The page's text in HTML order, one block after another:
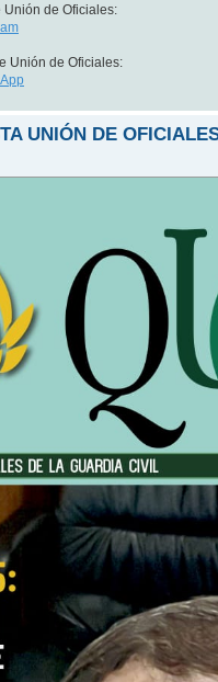
Unión de Oficiales:
Unión de Oficiales:
UNIÓN DE